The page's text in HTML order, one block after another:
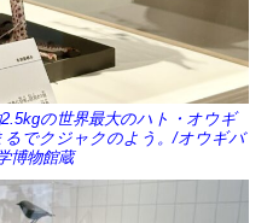
の世界最大のハト・オウギ
でクジャクのよう。/オウギバ
博物館蔵